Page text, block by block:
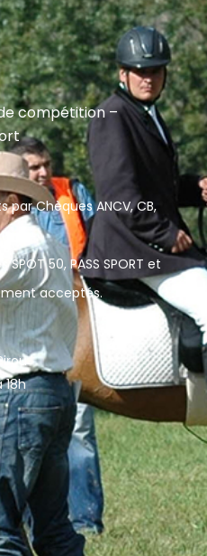
compétition –
Chèques ANCV, CB,
50, PASS SPORT et
acceptés.